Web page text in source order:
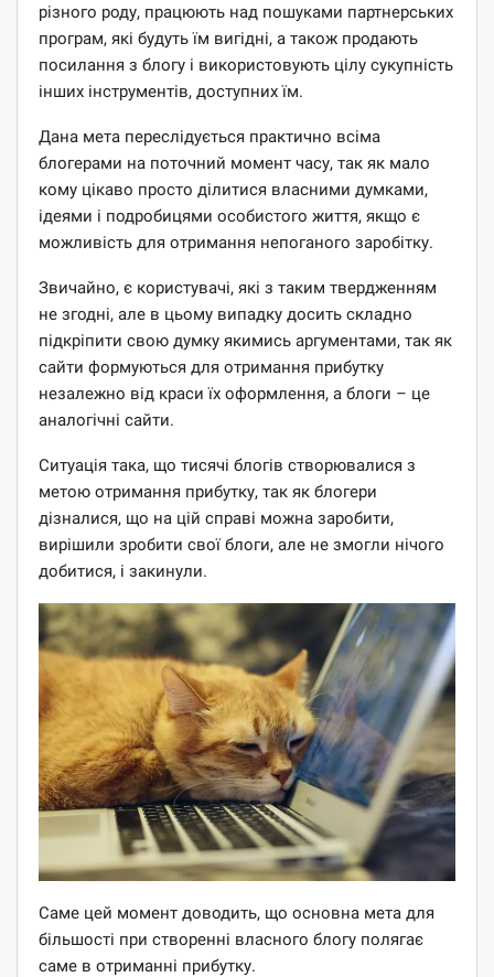
різного роду, працюють над пошуками партнерських
програм, які будуть їм вигідні, а також продають
посилання з блогу і використовують цілу сукупність
інших інструментів, доступних їм.
Дана мета переслідується практично всіма
блогерами на поточний момент часу, так як мало
кому цікаво просто ділитися власними думками,
ідеями і подробицями особистого життя, якщо є
можливість для отримання непоганого заробітку.
Звичайно, є користувачі, які з таким твердженням
не згодні, але в цьому випадку досить складно
підкріпити свою думку якимись аргументами, так як
сайти формуються для отримання прибутку
незалежно від краси їх оформлення, а блоги – це
аналогічні сайти.
Ситуація така, що тисячі блогів створювалися з
метою отримання прибутку, так як блогери
дізналися, що на цій справі можна заробити,
вирішили зробити свої блоги, але не змогли нічого
добитися, і закинули.
Саме цей момент доводить, що основна мета для
більшості при створенні власного блогу полягає
саме в отриманні прибутку.